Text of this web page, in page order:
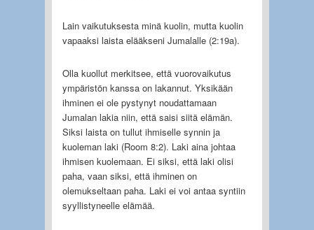
Lain vaikutuksesta minä kuolin, mutta kuolin
vapaaksi laista elääkseni Jumalalle (2:19a).
Olla kuollut merkitsee, että vuorovaikutus
ympäristön kanssa on lakannut. Yksikään
ihminen ei ole pystynyt noudattamaan
Jumalan lakia niin, että saisi siitä elämän.
Siksi laista on tullut ihmiselle synnin ja
kuoleman laki (Room 8:2). Laki aina johtaa
ihmisen kuolemaan. Ei siksi, että laki olisi
paha, vaan siksi, että ihminen on
olemukseltaan paha. Laki ei voi antaa syntiin
syyllistyneelle elämää.